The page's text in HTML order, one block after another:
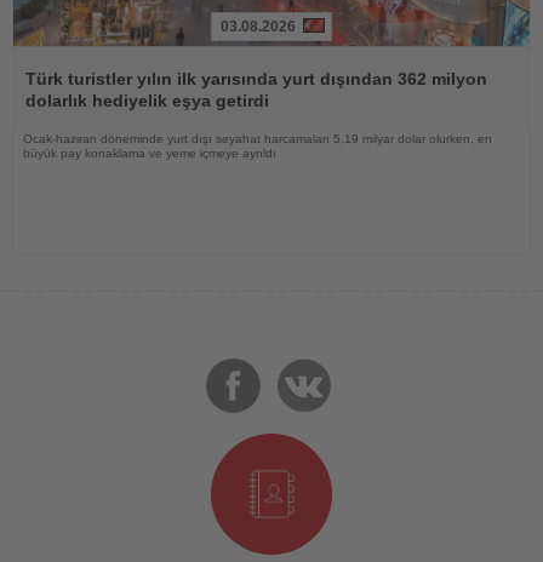
Oku
03.08.2026
Türk turistler yılın ilk yarısında yurt dışından 362 milyon
dolarlık hediyelik eşya getirdi
Ocak-haziran döneminde yurt dışı seyahat harcamaları 5,19 milyar dolar olurken, en
büyük pay konaklama ve yeme içmeye ayrıldı